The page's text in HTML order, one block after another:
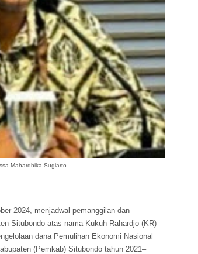
Mahardhika Sugiarto.
2024, menjadwal pemanggilan dan
Situbondo atas nama Kukuh Rahardjo (KR)
dana Pemulihan Ekonomi Nasional
(Pemkab) Situbondo tahun 2021–